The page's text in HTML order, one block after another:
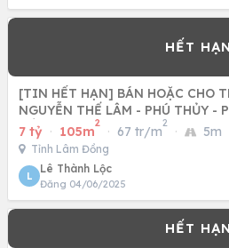
[TIN HẾT HẠN] BÁN HOẶC CHO
NGUYỄN THẾ LÂM - PHÚ THỦY -
HỒNG CHÍNH CHỦ -
7 tỷ · 105m
2
· 67 tr/m
2
· 5m
Tỉnh Lâm Đồng
L
Lê Thành Lộc
Đăng 04/06/2025